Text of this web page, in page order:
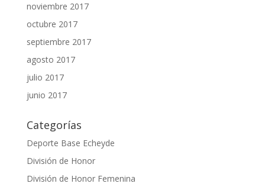
noviembre 2017
octubre 2017
septiembre 2017
agosto 2017
julio 2017
junio 2017
Categorías
Deporte Base Echeyde
División de Honor
División de Honor Femenina